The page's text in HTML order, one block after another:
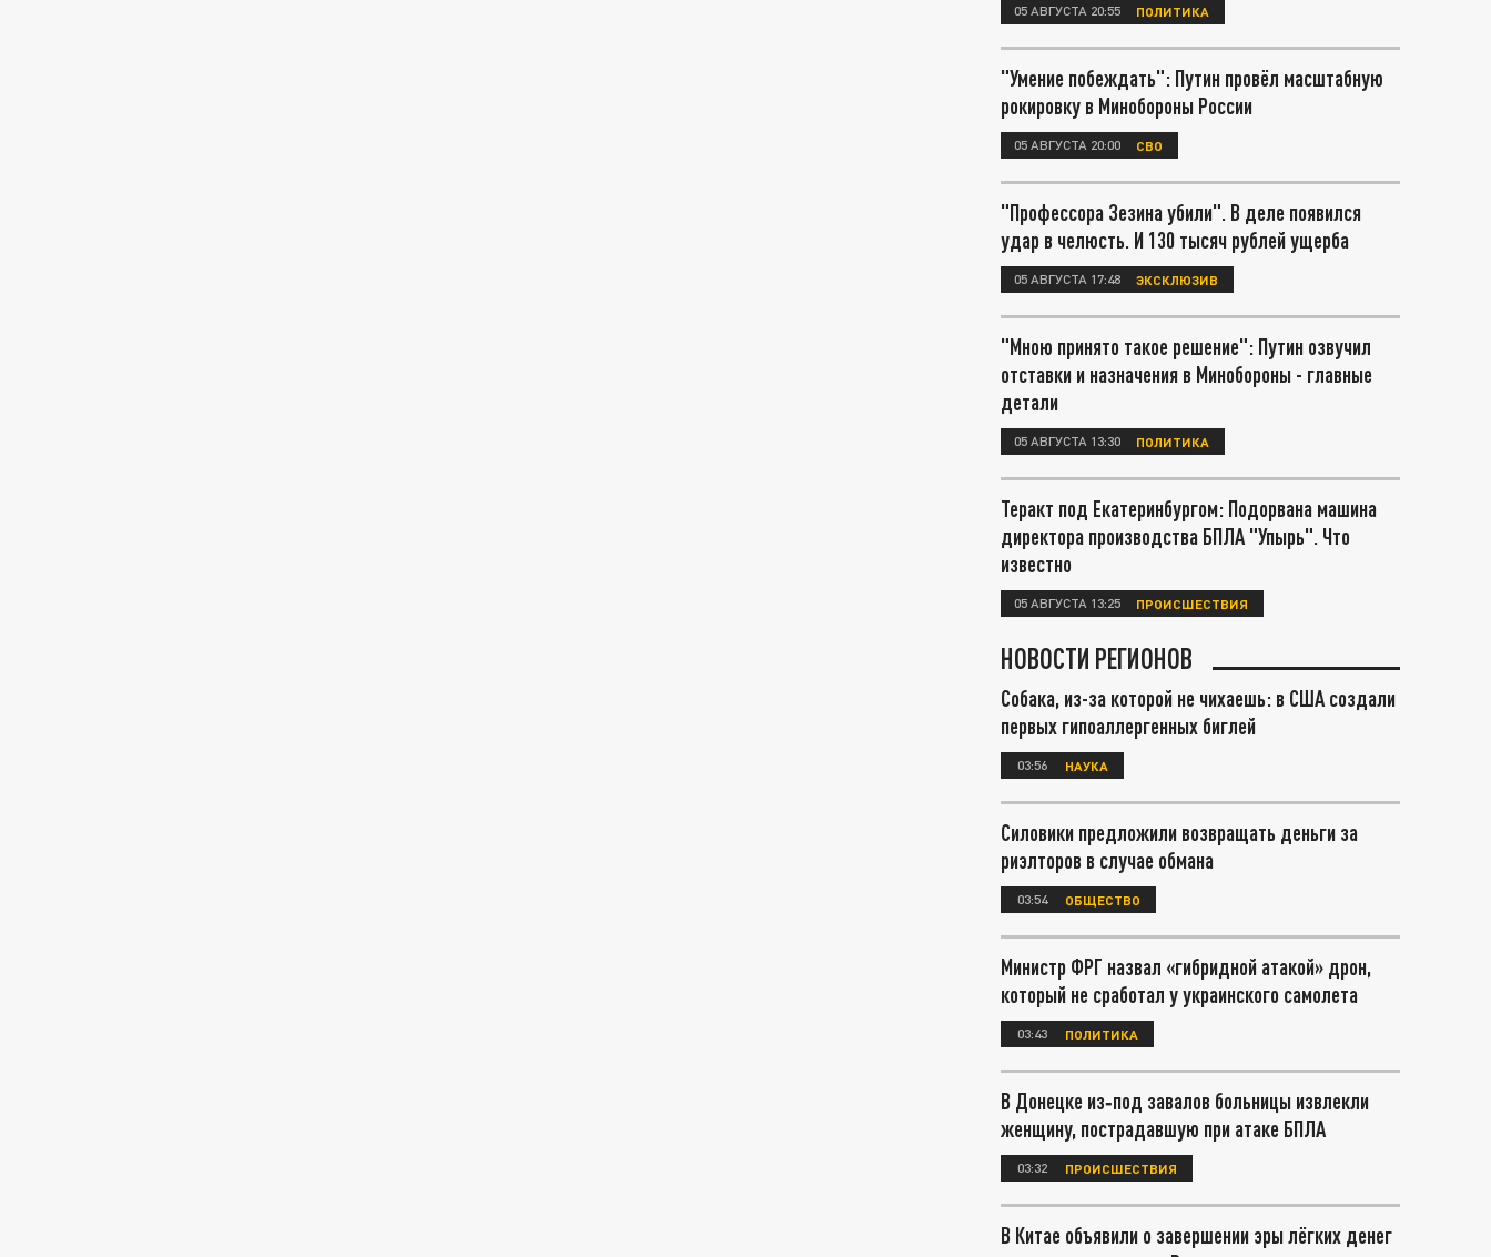
05 АВГУСТА 20:55 ПОЛИТИКА
"Умение побеждать": Путин провёл масштабную
рокировку в Минобороны России
05 АВГУСТА 20:00 СВО
"Профессора Зезина убили". В деле появился
удар в челюсть. И 130 тысяч рублей ущерба
05 АВГУСТА 17:48 ЭКСКЛЮЗИВ
"Мною принято такое решение": Путин озвучил
отставки и назначения в Минобороны - главные
детали
05 АВГУСТА 13:30 ПОЛИТИКА
Теракт под Екатеринбургом: Подорвана машина
директора производства БПЛА "Упырь". Что
известно
05 АВГУСТА 13:25 ПРОИСШЕСТВИЯ
НОВОСТИ РЕГИОНОВ
Собака, из-за которой не чихаешь: в США создали
первых гипоаллергенных биглей
03:56 НАУКА
Силовики предложили возвращать деньги за
риэлторов в случае обмана
03:54 ОБЩЕСТВО
Министр ФРГ назвал «гибридной атакой» дрон,
который не сработал у украинского самолета
03:43 ПОЛИТИКА
В Донецке из‑под завалов больницы извлекли
женщину, пострадавшую при атаке БПЛА
03:32 ПРОИСШЕСТВИЯ
В Китае объявили о завершении эры лёгких денег